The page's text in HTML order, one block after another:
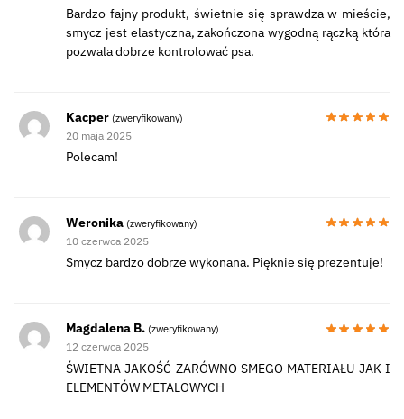
Bardzo fajny produkt, świetnie się sprawdza w mieście,
smycz jest elastyczna, zakończona wygodną rączką która
pozwala dobrze kontrolować psa.
Kacper (zweryfikowany)
20 maja 2025
Polecam!
Weronika (zweryfikowany)
10 czerwca 2025
Smycz bardzo dobrze wykonana. Pięknie się prezentuje!
Magdalena B. (zweryfikowany)
12 czerwca 2025
ŚWIETNA JAKOŚĆ ZARÓWNO SMEGO MATERIAŁU JAK I
ELEMENTÓW METALOWYCH